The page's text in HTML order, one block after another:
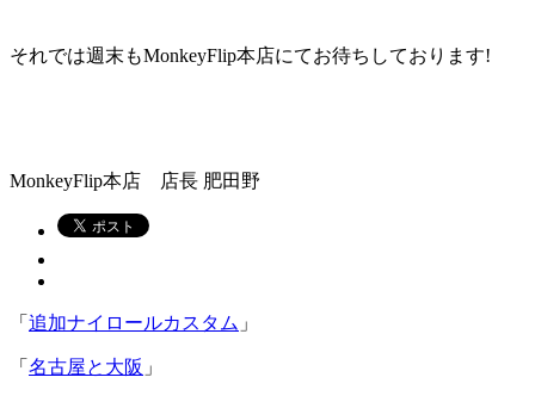
それでは週末もMonkeyFlip本店にてお待ちしております!
MonkeyFlip本店 店長 肥田野
「 追加ナイロールカスタム 」
「 名古屋と大阪 」